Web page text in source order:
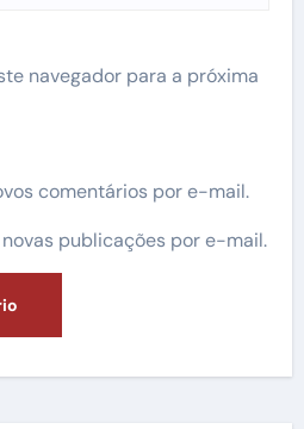
navegador para a próxima
comentários por e-mail.
publicações por e-mail.